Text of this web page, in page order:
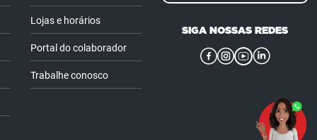
Lojas e horários
Portal do colaborador
Trabalhe conosco
SIGA NOSSAS REDES